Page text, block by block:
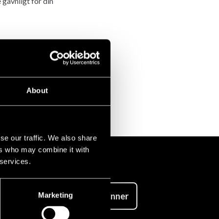
About
our traffic. We also share
who may combine it with
Marketing
præferencer.
Abonner